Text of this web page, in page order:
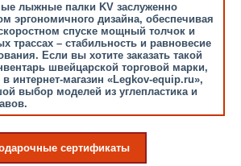
лыжные палки KV заслуженно
эргономичного дизайна, обеспечивая
спуске мощный толчок и
трассах – стабильность и равновесие
Если вы хотите заказать такой
швейцарской торговой марки,
интернет-магазин «Legkov-equip.ru»,
выбор моделей из углепластика и
сертификаты